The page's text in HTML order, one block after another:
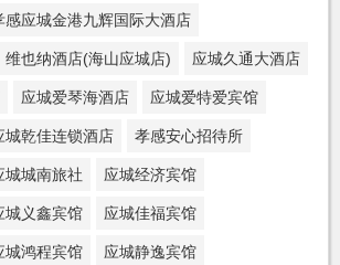
感应城金港九辉国际大酒店
维也纳酒店(海山应城店) 应城久通大酒店
应城爱琴海酒店 应城爱特爱宾馆
城乾佳连锁酒店 孝感安心招待所
城城南旅社 应城经济宾馆
城义鑫宾馆 应城佳福宾馆
城鸿程宾馆 应城静逸宾馆